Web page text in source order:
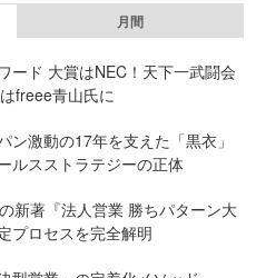
月間
ード 大賞はNEC！天下一武闘会
freee青山氏に
ン激動の17年を支えた「黒衣」
ルスストラテジーの正体
新著『法人営業 勝ちパターン大
プロセスを完全解明